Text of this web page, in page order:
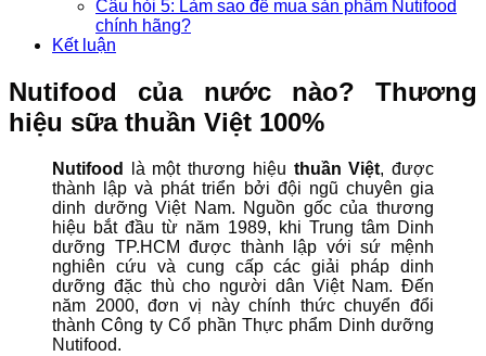
Câu hỏi 5: Làm sao để mua sản phẩm Nutifood
chính hãng?
Kết luận
Nutifood của nước nào? Thương
hiệu sữa thuần Việt 100%
Nutifood là một thương hiệu thuần Việt, được
thành lập và phát triển bởi đội ngũ chuyên gia
dinh dưỡng Việt Nam. Nguồn gốc của thương
hiệu bắt đầu từ năm 1989, khi Trung tâm Dinh
dưỡng TP.HCM được thành lập với sứ mệnh
nghiên cứu và cung cấp các giải pháp dinh
dưỡng đặc thù cho người dân Việt Nam. Đến
năm 2000, đơn vị này chính thức chuyển đổi
thành Công ty Cổ phần Thực phẩm Dinh dưỡng
Nutifood.